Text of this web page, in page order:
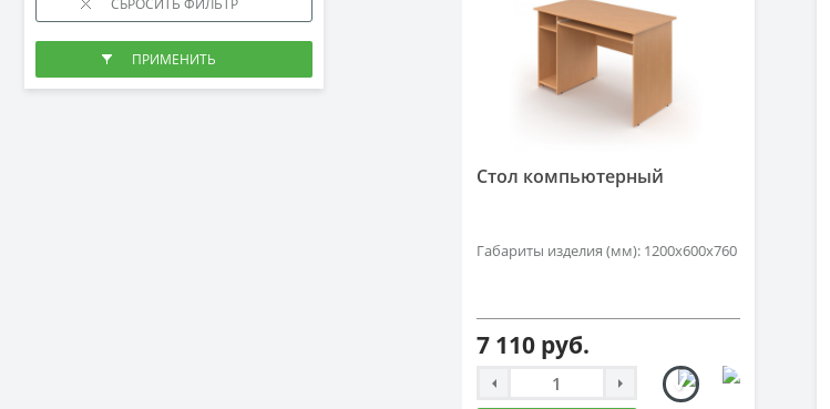
Стол компьютерный
Габариты изделия (мм): 1200х600х760
7 110 руб.